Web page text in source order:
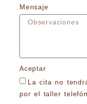
Mensaje
Aceptar
La cita no
por el taller